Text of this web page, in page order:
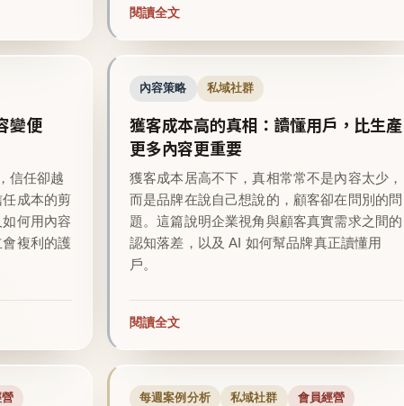
閱讀全文
變便
信任卻越
成本的剪
何用內容
複利的護
內容策略 私域社群
獲客成本高的真相：讀懂用戶，比生產
更多內容更重要
獲客成本居高不下，真相常常不是內容太少，
而是品牌在說自己想說的，顧客卻在問別的問
題。這篇說明企業視角與顧客真實需求之間的
認知落差，以及 AI 如何幫品牌真正讀懂用
戶。
閱讀全文
每週案例分析 私域社群 會員經營